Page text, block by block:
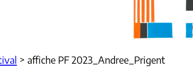
> affiche PF 2023_Andree_Prigent